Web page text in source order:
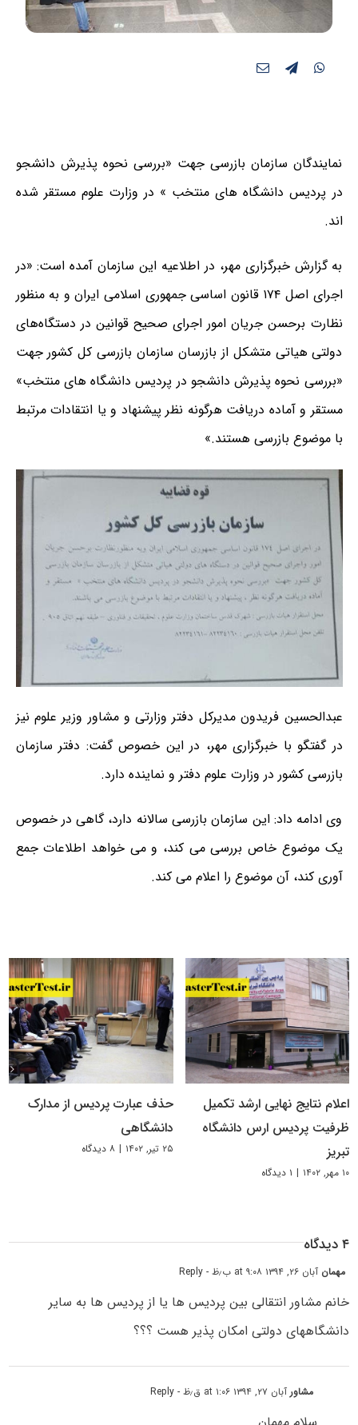
نمایندگان سازمان بازرسی جهت «بررسی نحوه پذیرش دانشجو
در پردیس دانشگاه های منتخب » در وزارت علوم مستقر شده
اند.
به گزارش خبرگزاری مهر، در اطلاعیه این سازمان آمده است: «در
اجرای اصل ۱۷۴ قانون اساسی جمهوری اسلامی ایران و به منظور
نظارت برحسن جریان امور اجرای صحیح قوانین در دستگاه‌های
دولتی هیاتی متشکل از بازرسان سازمان بازرسی کل کشور جهت
«بررسی نحوه پذیرش دانشجو در پردیس دانشگاه های منتخب»
مستقر و آماده دریافت هرگونه نظر پیشنهاد و یا انتقادات مرتبط
با موضوع بازرسی هستند.»
عبدالحسین فریدون مدیرکل دفتر وزارتی و مشاور وزیر علوم نیز
در گفتگو با خبرگزاری مهر، در این خصوص گفت: دفتر سازمان
بازرسی کشور در وزارت علوم دفتر و نماینده دارد.
وی ادامه داد: این سازمان بازرسی سالانه دارد، گاهی در خصوص
یک موضوع خاص بررسی می کند، و می خواهد اطلاعات جمع
آوری کند، آن موضوع را اعلام می کند.
اعلام نتایج نهایی ارشد تکمیل
ظرفیت پردیس ارس دانشگاه
تبریز
۱۰ مهر, ۱۴۰۲ | ۱ دیدگاه
حذف عبارت پردیس از مدارک
دانشگاهی
۲۵ تیر, ۱۴۰۲ | ۸ دیدگاه
۴ دیدگاه
مهمان آبان ۲۶, ۱۳۹۴ at ۹:۰۸ ب٫ظ - Reply
خانم مشاور انتقالی بین پردیس ها یا از پردیس ها به سایر
دانشگاههای دولتی امکان پذیر هست ؟؟؟
مشاور آبان ۲۷, ۱۳۹۴ at ۱:۰۶ ق٫ظ - Reply